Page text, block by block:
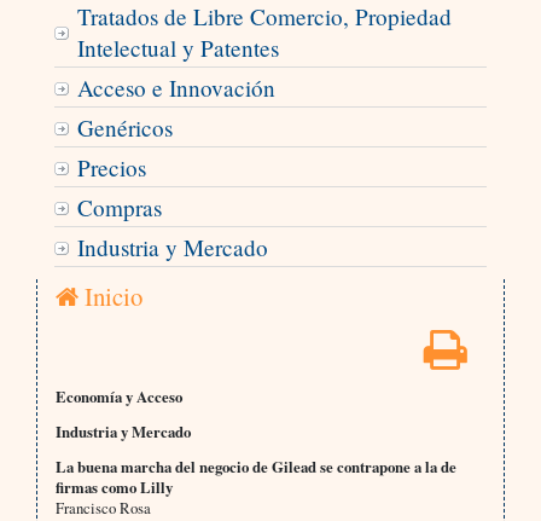
Tratados de Libre Comercio, Propiedad
Intelectual y Patentes
Acceso e Innovación
Genéricos
Precios
Compras
Industria y Mercado
Inicio
Economía y Acceso
Industria y Mercado
La buena marcha del negocio de Gilead se contrapone a la de
firmas como Lilly
Francisco Rosa